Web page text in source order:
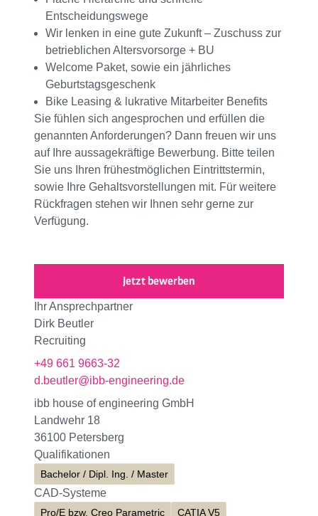
Entscheidungswege
Wir lenken in eine gute Zukunft – Zuschuss zur
betrieblichen Altersvorsorge + BU
Welcome Paket, sowie ein jährliches
Geburtstagsgeschenk
Bike Leasing & lukrative Mitarbeiter Benefits
Sie fühlen sich angesprochen und erfüllen die
genannten Anforderungen? Dann freuen wir uns
auf Ihre aussagekräftige Bewerbung. Bitte teilen
Sie uns Ihren frühestmöglichen Eintrittstermin,
sowie Ihre Gehaltsvorstellungen mit. Für weitere
Rückfragen stehen wir Ihnen sehr gerne zur
Verfügung.
Jetzt bewerben
Ihr Ansprechpartner
Dirk Beutler
Recruiting
+49 661 9663-32
d.beutler@ibb-engineering.de
ibb house of engineering GmbH
Landwehr 18
36100 Petersberg
Qualifikationen
Bachelor / Dipl. Ing. / Master
CAD-Systeme
Pro/E bzw. Creo Parametric CATIA V5